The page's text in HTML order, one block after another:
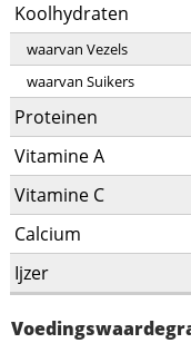
Koolhydraten
waarvan Vezels
waarvan Suikers
Proteinen
Vitamine A
Vitamine C
Calcium
Ijzer